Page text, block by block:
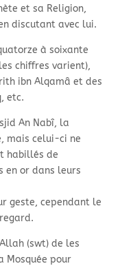
et sa Religion,
discutant avec lui.
à soixante
chiffres varient),
ibn Alqamâ et des
etc.
An Nabî, la
mais celui-ci ne
habillés de
en or dans leurs
geste, cependant le
(swt) de les
Mosquée pour